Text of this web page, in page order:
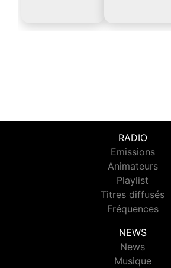
RADIO
Emissions
Animateurs
Playlist
Titres diffusés
Fréquences
NEWS
News
Musique